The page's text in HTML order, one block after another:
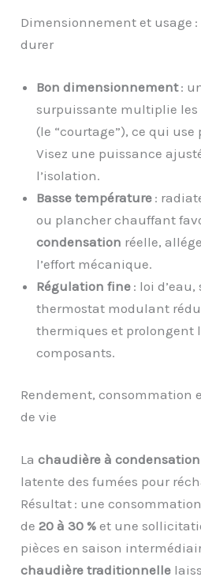
Dimensionnement et usage
durer
Bon dimensionnement:
surpuissante multiplie les
(le “courtage”), ce qui
Visez une puissance
l’isolation.
Basse température :
ou plancher chauffant
condensation réelle,
l’effort mécanique.
Régulation fine : loi
thermostat modulant
thermiques et prolongent
composants.
Rendement, consommation
de vie
Lachaudière à condensation
latente des fumées pour
Résultat : une
de20 à 30 % et une
pièces en saison
chaudière traditionnelle